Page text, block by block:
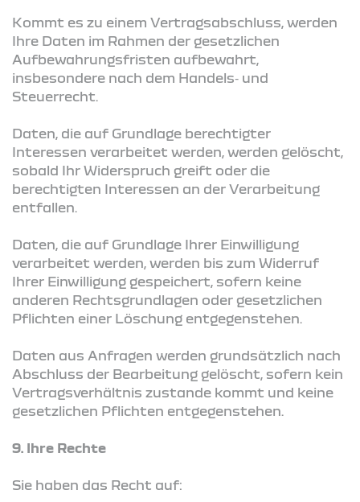
Kommt es zu einem Vertragsabschluss, werden
Ihre Daten im Rahmen der gesetzlichen
Aufbewahrungsfristen aufbewahrt,
insbesondere nach dem Handels‑ und
Steuerrecht.
Daten, die auf Grundlage berechtigter
Interessen verarbeitet werden, werden gelöscht,
sobald Ihr Widerspruch greift oder die
berechtigten Interessen an der Verarbeitung
entfallen.
Daten, die auf Grundlage Ihrer Einwilligung
verarbeitet werden, werden bis zum Widerruf
Ihrer Einwilligung gespeichert, sofern keine
anderen Rechtsgrundlagen oder gesetzlichen
Pflichten einer Löschung entgegenstehen.
Daten aus Anfragen werden grundsätzlich nach
Abschluss der Bearbeitung gelöscht, sofern kein
Vertragsverhältnis zustande kommt und keine
gesetzlichen Pflichten entgegenstehen.
9. Ihre Rechte
Sie haben das Recht auf: